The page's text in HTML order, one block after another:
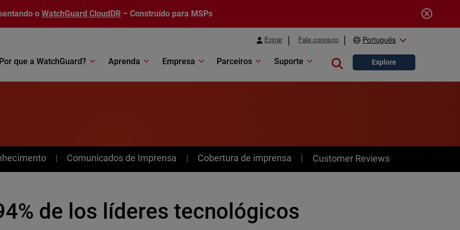
o WatchGuard CloudDR – Construído para MSPs
Entrar Fale conosco Português
Por que a WatchGuard? Aprenda Empresa Parceiros Suporte Close search
Explore
Comunicados de Imprensa Cobertura de imprensa Customer Reviews
de los líderes tecnológicos